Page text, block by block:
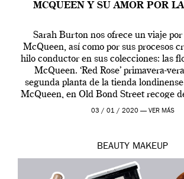
MCQUEEN Y SU AMOR POR
Sarah Burton nos ofrece un viaje
McQueen, así como por sus procesos
hilo conductor en sus colecciones: las
McQueen. ‘Red Rose’ primavera-
segunda planta de la tienda
McQueen, en Old Bond Street recoge
de 2019 hasta final de abril
03 / 01 / 2020 — VER MÁS
BEAUTY MAKEUP